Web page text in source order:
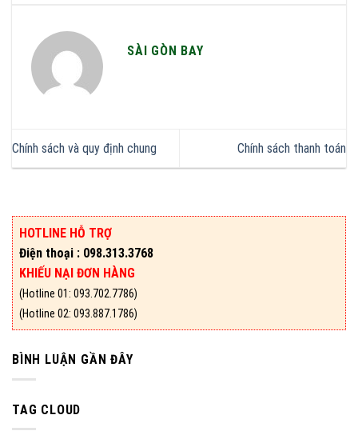
SÀI GÒN BAY
Chính sách và quy định chung Chính sách thanh toán
HOTLINE HỖ TRỢ
Điện thoại : 098.313.3768
KHIẾU NẠI ĐƠN HÀNG
(Hotline 01: 093.702.7786)
(Hotline 02: 093.887.1786)
BÌNH LUẬN GẦN ĐÂY
TAG CLOUD